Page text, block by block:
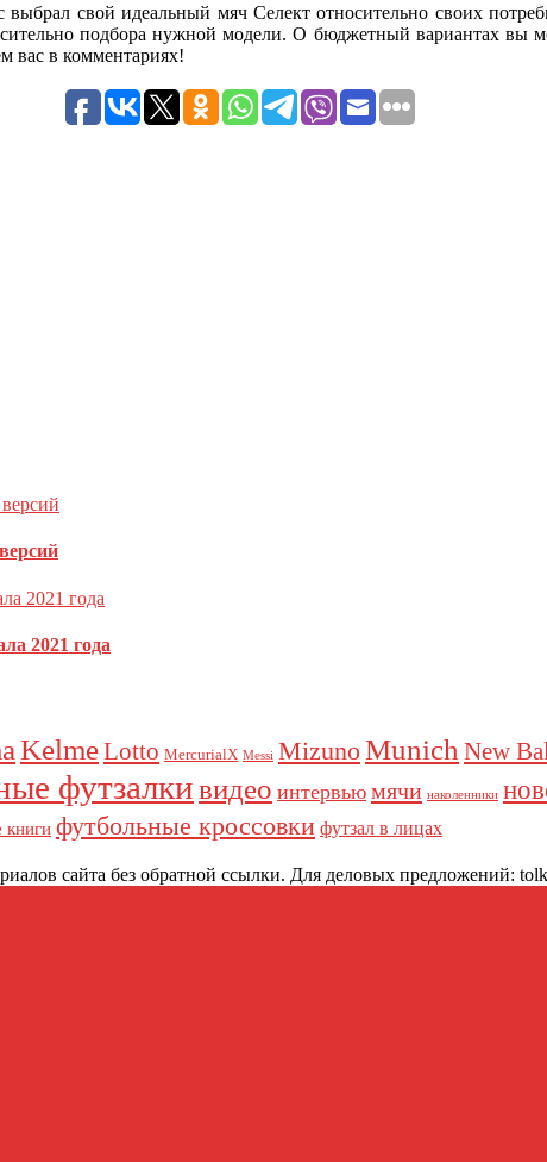
свой идеальный мяч Селект относительно своих
подбора нужной модели. О бюджетный вариантах вы
вас в комментариях!
2021 года
KelmeLotto MercurialX Messi MizunoMunich New
футзалкивидео интервью мячи наколенники
книги футбольные кроссовки футзал в лицах
сайта без обратной ссылки. Для деловых предложений: